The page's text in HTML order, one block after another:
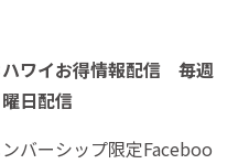
ハワイお得情報配信 毎週
日配信
バーシップ限定Faceboo